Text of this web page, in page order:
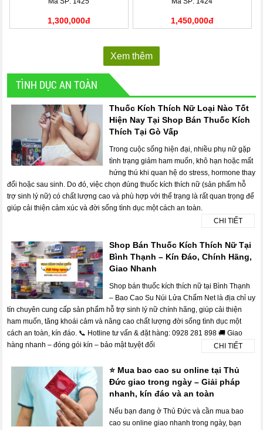
1,300,000đ 1,450,000đ
Xem thêm
TÌNH DỤC AN TOÀN
Thuốc Kích Thích Nữ Loại Nào Tốt
Hiện Nay Tại Shop Bán Thuốc Kích
Thích Tại Gò Vấp
Trong cuộc sống hiện đại, nhiều phụ nữ gặp
tình trạng giảm ham muốn, khô hạn hoặc mất
hứng thú khi quan hệ do stress, hormone thay
đổi hoặc sau sinh. Do đó, việc chọn đúng thuốc kích thích nữ (sản phẩm hỗ
trợ sinh lý nữ) có chất lượng cao và phù hợp với thể trạng là rất quan trọng để
giúp cải thiện cảm xúc và đời sống tình dục một cách an toàn.
CHI TIẾT
Shop Bán Thuốc Kích Thích Nữ Tại
Bình Thạnh – Kín Đáo, Chính Hãng,
Giao Nhanh
Shop bán thuốc kích thích nữ tại Bình Thạnh
– Bao Cao Su Núi Lửa Chấm Net là địa chỉ uy
tín chuyên cung cấp sản phẩm hỗ trợ sinh lý nữ chính hãng, giúp cải thiện
ham muốn, tăng khoái cảm và nâng cao chất lượng đời sống tình dục một
cách an toàn, kín đáo. 📞 Hotline tư vấn & đặt hàng: 0928 281 898 🚚 Giao
hàng nhanh – đóng gói kín – bảo mật tuyệt đối
CHI TIẾT
⭐ Mua bao cao su online tại Thủ
Đức giao trong ngày – Giải pháp
nhanh, kín đáo và an toàn
Nếu bạn đang ở Thủ Đức và cần mua bao
cao su online giao nhanh trong ngày, bạn